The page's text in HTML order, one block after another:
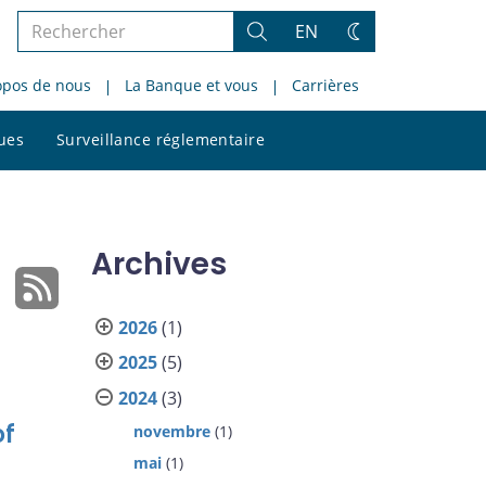
Rechercher
le
site
Rechercher
EN
Changez
thème
de nous La Banque et vous Carrières
Surveillance réglementaire
le
Archives
2026(1)
2025(5)
2024(3)
novembre (1)
mai (1)